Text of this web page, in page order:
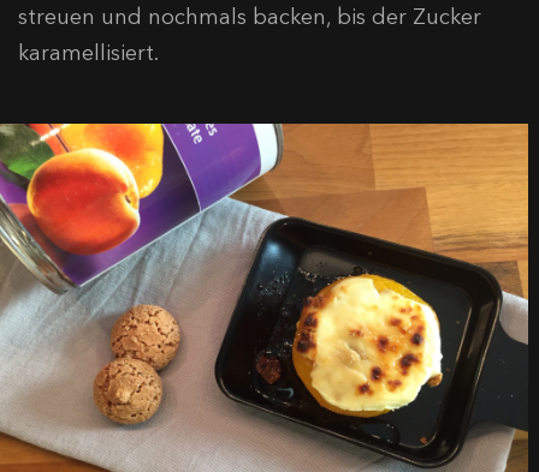
streuen und nochmals backen, bis der Zucker
karamellisiert.